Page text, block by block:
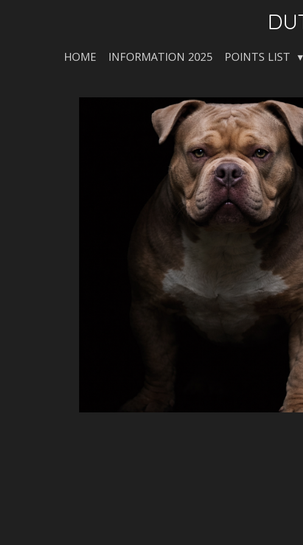
HOME INFORMATION 2025 POINTS LIST